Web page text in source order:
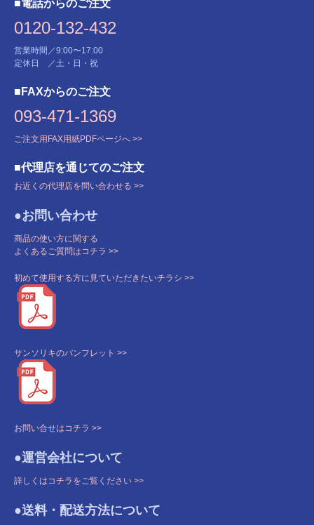
■電話からのご注文
0120-132-432
営業時間／9:00〜17:00
定休日 ／土・日・祝
■FAXからのご注文
093-471-1369
ご注文用FAX用紙PDFページへ >>
■代理店を通じてのご注文
お近くの代理店を問い合わせる >>
●お問い合わせ
商品の使い方に関する
よくあるご質問はコチラ >>
初めて使用する方に見ていただきたいチラシ >>
サンソリキのパンフレット >>
お問い合せはコチラ >>
●運営会社について
詳しくはコチラをご覧ください >>
●送料・配送方法について